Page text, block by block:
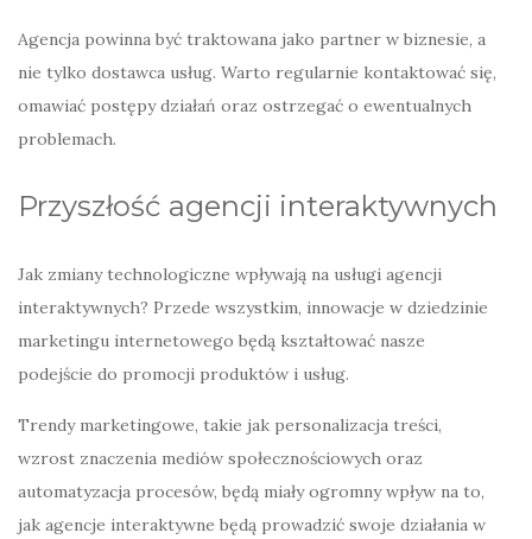
Agencja powinna być traktowana jako partner w biznesie, a
nie tylko dostawca usług. Warto regularnie kontaktować się,
omawiać postępy działań oraz ostrzegać o ewentualnych
problemach.
Przyszłość agencji interaktywnych
Jak zmiany technologiczne wpływają na usługi agencji
interaktywnych? Przede wszystkim, innowacje w dziedzinie
marketingu internetowego będą kształtować nasze
podejście do promocji produktów i usług.
Trendy marketingowe, takie jak personalizacja treści,
wzrost znaczenia mediów społecznościowych oraz
automatyzacja procesów, będą miały ogromny wpływ na to,
jak agencje interaktywne będą prowadzić swoje działania w